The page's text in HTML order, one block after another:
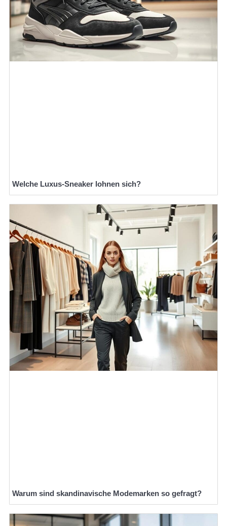
Welche Luxus-Sneaker lohnen sich?
Warum sind skandinavische Modemarken so gefragt?